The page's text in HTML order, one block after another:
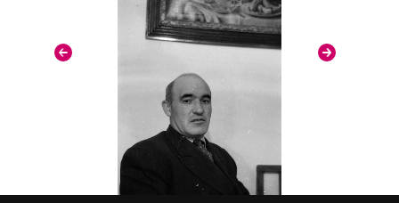
Diputación Foral de Álava el 3 de mazo de
2014 por D. Iñaki López Hermoso y D.ª
Begoña López Hermoso.
Licencia de las imágenes
CC BY-NC-SA 4.0